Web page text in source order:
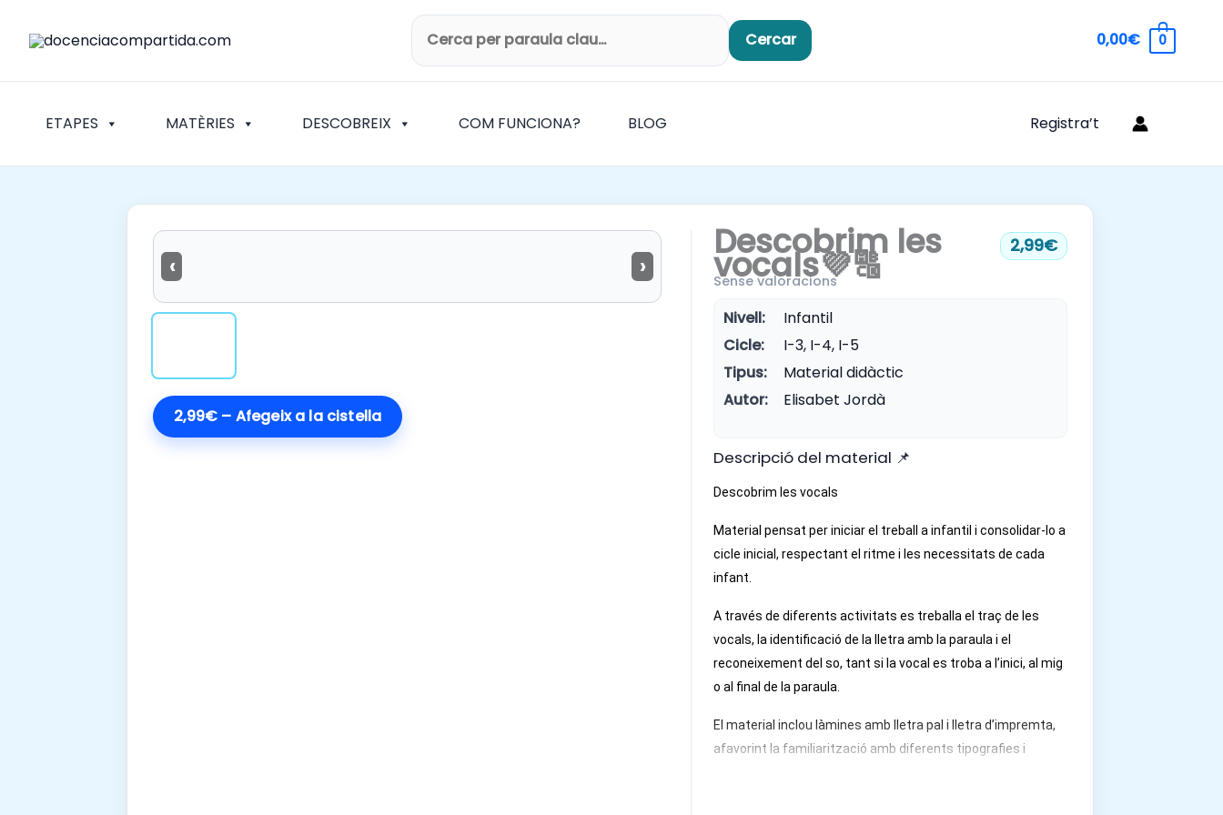
Cerca productes
Cercar 0,00€ 0
ETAPES MATÈRIES DESCOBREIX COM FUNCIONA? BLOG Registra’t
‹ ›
2,99€ – Afegeix a la cistella
Descobrim les
vocals💜🔠 2,99€
Sense valoracions
Nivell:
Infantil
Cicle:
I-3, I-4, I-5
Tipus:
Material didàctic
Autor:
Elisabet Jordà
Descripció del material 📌
Descobrim les vocals
Material pensat periniciar el treball a infantil i consolidar-lo a
cicle inicial, respectant el ritme i les necessitats de cada
infant.
A través de diferents activitats es treballa el traç de les
vocals, laidentificació de la lletra amb la paraulai el
reconeixement del so, tant si la vocal es trobaa l’inici, al mig
o al final de la paraula.
El material inclou làmines amb lletra pal i lletra d’impremta,
afavorint la familiarització amb diferents tipografies i